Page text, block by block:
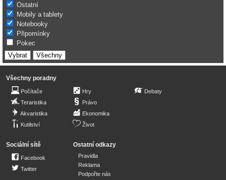
Ostatní
Mobily a tablety
Notebooky
Připomínky
Pokec
Všechny poradny
Počítače
Teraristika
Akvaristika
Kutilství
Hry
Právo
Ekonomika
Život
Debaty
Sociální sítě
Facebook
Twitter
Ostatní odkazy
Pravidla
Reklama
Podpořte nás